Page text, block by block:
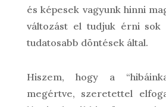
és képesek vagyunk hinni
változást el tudjuk érni sok
tudatosabb döntések által.
Hiszem, hogy a
megértve, szeretettel